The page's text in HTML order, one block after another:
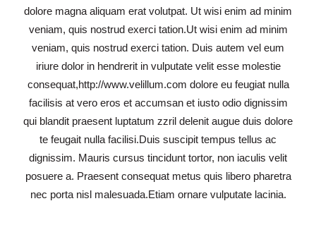
dolore magna aliquam erat volutpat. Ut wisi enim ad minim
veniam, quis nostrud exerci tation.Ut wisi enim ad minim
veniam, quis nostrud exerci tation. Duis autem vel eum
iriure dolor in hendrerit in vulputate velit esse molestie
consequat,http://www.velillum.com dolore eu feugiat nulla
facilisis at vero eros et accumsan et iusto odio dignissim
qui blandit praesent luptatum zzril delenit augue duis dolore
te feugait nulla facilisi.Duis suscipit tempus tellus ac
dignissim. Mauris cursus tincidunt tortor, non iaculis velit
posuere a. Praesent consequat metus quis libero pharetra
nec porta nisl malesuada.Etiam ornare vulputate lacinia.